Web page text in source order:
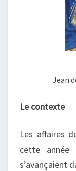
Jean
Le contexte
Les affaires
cette année
s’avançaient